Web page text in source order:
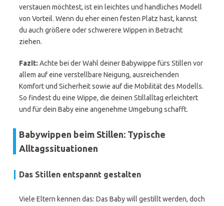
verstauen möchtest, ist ein leichtes und handliches Modell
von Vorteil. Wenn du eher einen festen Platz hast, kannst
du auch größere oder schwerere Wippen in Betracht
ziehen.
Fazit: Achte bei der Wahl deiner Babywippe fürs Stillen vor
allem auf eine verstellbare Neigung, ausreichenden
Komfort und Sicherheit sowie auf die Mobilität des Modells.
So findest du eine Wippe, die deinen Stillalltag erleichtert
und für dein Baby eine angenehme Umgebung schafft.
Babywippen beim Stillen: Typische
Alltagssituationen
Das Stillen entspannt gestalten
Viele Eltern kennen das: Das Baby will gestillt werden, doch